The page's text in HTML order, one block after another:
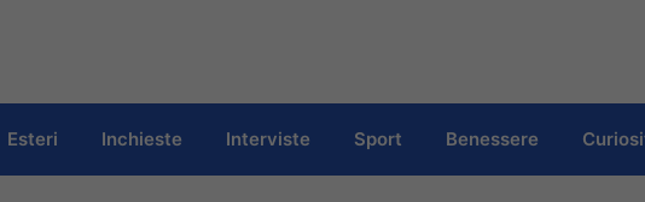
Esteri Inchieste Interviste Sport Benessere